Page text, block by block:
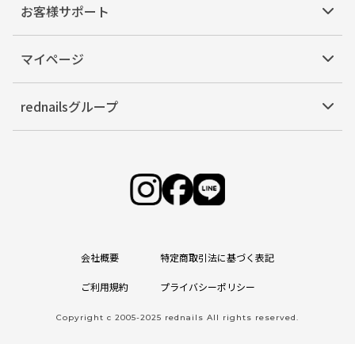
お客様サポート
マイページ
rednailsグループ
会社概要 特定商取引法に基づく表記
ご利用規約 プライバシーポリシー
Copyright c 2005-2025 rednails All rights reserved.